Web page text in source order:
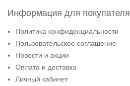
Информация для покупателя
Политика конфиденциальности
Пользовательское соглашение
Новости и акции
Оплата и доставка
Личный кабинет